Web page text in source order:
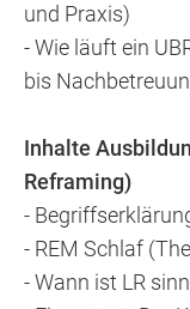
und Praxis)
- Wie läuft ein
bis
Inhalte
Reframing)
-
- REM Schlaf
- Wann ist LR